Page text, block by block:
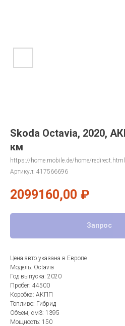
Skoda Octavia, 2020,
км
https://home.mobile.de/home/
Артикул: 417566696
2099160,00 ₽
Запрос
Цена авто указана в Европе
Модель: Octavia
Год выпуска: 2020
Пробег: 44500
Коробка: АКПП
Топливо: Гибрид
Объем, см3: 1395
Мощность: 150